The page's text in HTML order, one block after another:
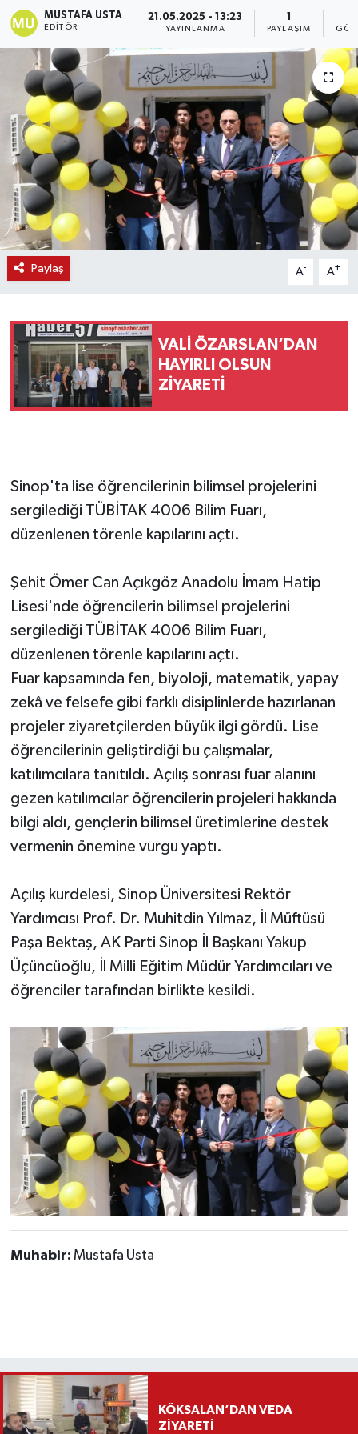
MUSTAFA USTA
EDITÖR
21.05.2025 - 13:23
YAYINLANMA
1
PAYLAŞIM
Paylaş A- A+
VALİ ÖZARSLAN’DAN
HAYIRLI OLSUN
ZİYARETİ
Sinop'ta lise öğrencilerinin bilimsel projelerini
sergilediği TÜBİTAK 4006 Bilim Fuarı,
düzenlenen törenle kapılarını açtı.
Şehit Ömer Can Açıkgöz Anadolu İmam Hatip
Lisesi'nde öğrencilerin bilimsel projelerini
sergilediği TÜBİTAK 4006 Bilim Fuarı,
düzenlenen törenle kapılarını açtı.
Fuar kapsamında fen, biyoloji, matematik, yapay
zekâ ve felsefe gibi farklı disiplinlerde hazırlanan
projeler ziyaretçilerden büyük ilgi gördü. Lise
öğrencilerinin geliştirdiği bu çalışmalar,
katılımcılara tanıtıldı. Açılış sonrası fuar alanını
gezen katılımcılar öğrencilerin projeleri hakkında
bilgi aldı, gençlerin bilimsel üretimlerine destek
vermenin önemine vurgu yaptı.
Açılış kurdelesi, Sinop Üniversitesi Rektör
Yardımcısı Prof. Dr. Muhitdin Yılmaz, İl Müftüsü
Paşa Bektaş, AK Parti Sinop İl Başkanı Yakup
Üçüncüoğlu, İl Milli Eğitim Müdür Yardımcıları ve
öğrenciler tarafından birlikte kesildi.
Muhabir: Mustafa Usta
KÖKSALAN’DAN VEDA
ZİYARETİ